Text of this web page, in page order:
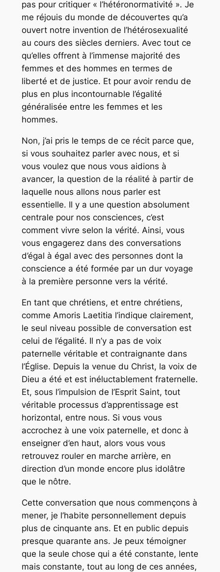
pas pour critiquer « l’hétéronormativité ». Je
me réjouis du monde de découvertes qu’a
ouvert notre invention de l’hétérosexualité
au cours des siècles derniers. Avec tout ce
qu’elles offrent à l’immense majorité des
femmes et des hommes en termes de
liberté et de justice. Et pour avoir rendu de
plus en plus incontournable l’égalité
généralisée entre les femmes et les
hommes.
Non, j’ai pris le temps de ce récit parce que,
si vous souhaitez parler avec nous, et si
vous voulez que nous vous aidions à
avancer, la question de la réalité à partir de
laquelle nous allons nous parler est
essentielle. Il y a une question absolument
centrale pour nos consciences, c’est
comment vivre selon la vérité. Ainsi, vous
vous engagerez dans des conversations
d’égal à égal avec des personnes dont la
conscience a été formée par un dur voyage
à la première personne vers la vérité.
En tant que chrétiens, et entre chrétiens,
comme Amoris Laetitia l’indique clairement,
le seul niveau possible de conversation est
celui de l’égalité. Il n’y a pas de voix
paternelle véritable et contraignante dans
l’Église. Depuis la venue du Christ, la voix de
Dieu a été et est inéluctablement fraternelle.
Et, sous l’impulsion de l’Esprit Saint, tout
véritable processus d’apprentissage est
horizontal, entre nous. Si vous vous
accrochez à une voix paternelle, et donc à
enseigner d’en haut, alors vous vous
retrouvez rouler en marche arrière, en
direction d’un monde encore plus idolâtre
que le nôtre.
Cette conversation que nous commençons à
mener, je l’habite personnellement depuis
plus de cinquante ans. Et en public depuis
presque quarante ans. Je peux témoigner
que la seule chose qui a été constante, lente
mais constante, tout au long de ces années,